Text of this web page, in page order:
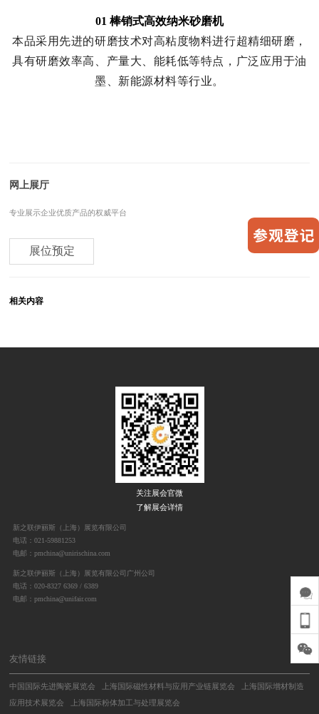
网上展厅
专业展示企业优质产品的权威平台
展位预定
相关内容
01 棒销式高效纳米砂磨机
本品采用先进的研磨技术对高粘度物料进行超精细研磨，
具有研磨效率高、产量大、能耗低等特点，广泛应用于油
墨、新能源材料等行业。
关注展会官微
了解展会详情
新之联伊丽斯（上海）展览有限公司
电话：021-59881253
电邮：pmchina@unirischina.com
新之联伊丽斯（上海）展览有限公司广州公司
电话：020-8327 6369 / 6389
电邮：pmchina@unifair.com
友情链接
中国国际先进陶瓷展览会 上海国际磁性材料与应用产业链展览会
上海国际增材制造
应用技术展览会
上海国际粉体加工与处理展览会